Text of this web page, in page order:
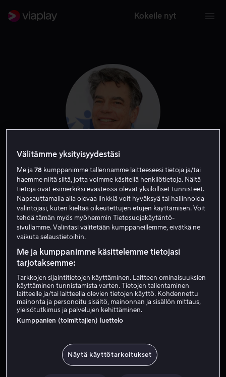
Kokeile nyt
Peter Gallagher
Näyttelijä Vieras
Välitämme yksityisyydestäsi
Me ja78 kumppanimme tallennamme laitteeseesi tietoja ja/tai
haemme niitä siitä, jotta voimme käsitellä henkilötietoja. Näitä
tietoja ovat esimerkiksi evästeissä olevat yksilölliset tunnisteet.
Napsauttamalla alla olevaa linkkiä voit hyväksyä tai hallinnoida
valintojasi, kuten kieltää oikeutettujen etujen käyttämisen. Voit
tehdä tämän myös myöhemmin Tietosuojakäytäntö-
sivullamme. Valintasi välitetään kumppaneillemme, eivätkä ne
vaikuta selaustietoihin.
Me ja kumppanimme käsittelemme tietojasi
tarjotaksemme:
Tarkkojen sijaintitietojen käyttäminen. Laitteen ominaisuuksien
käyttäminen tunnistamista varten. Tietojen tallentaminen
laitteelle ja/tai laitteella olevien tietojen käyttö. Kohdennettu
mainonta ja personoitu sisältö, mainonnan ja sisällön mittaus,
yleisötutkimus ja palvelujen kehittäminen.
Kumppanien (toimittajien) luettelo
Näytä käyttötarkoitukset